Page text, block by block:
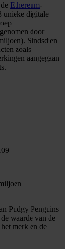
Ethereum-
unieke digitale
door
Sindsdien
zoals
aangegaan
Pudgy Penguins
waarde van de
merk en de